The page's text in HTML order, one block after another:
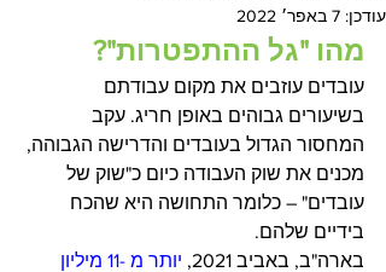
עודכן: 7 באפר׳ 2022
מהו "גל ההתפטרות"?
עובדים עוזבים את מקום עבודתם
בשיעורים גבוהים באופן חריג. עקב
המחסור הגדול בעובדים והדרישה הגבוהה,
מכנים את שוק העבודה כיום כ"שוק של
עובדים" – כלומר התחושה היא שהכח
בידיים שלהם.
בארה"ב, באביב 2021,
יותר מ -11 מיליון